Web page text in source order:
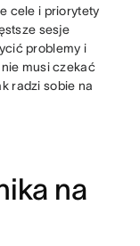
cele i priorytety
sesje
problemy i
musi czekać
radzi sobie na
na